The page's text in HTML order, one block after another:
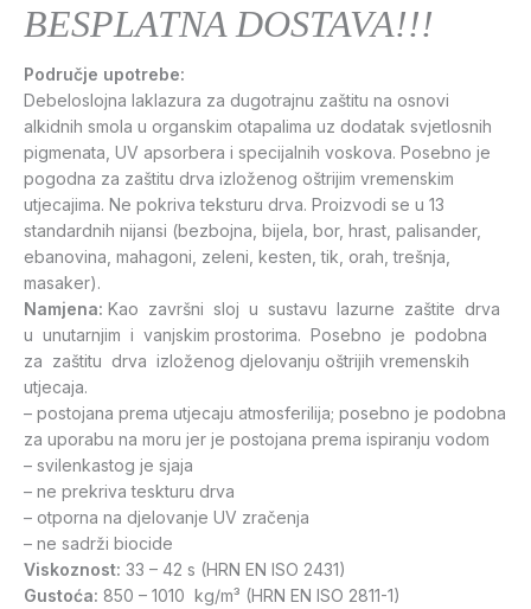
BESPLATNA DOSTAVA!!!
Područje upotrebe:
Debeloslojna laklazura za dugotrajnu zaštitu na osnovi
alkidnih smola u organskim otapalima uz dodatak svjetlosnih
pigmenata, UV apsorbera i specijalnih voskova. Posebno je
pogodna za zaštitu drva izloženog oštrijim vremenskim
utjecajima. Ne pokriva teksturu drva. Proizvodi se u 13
standardnih nijansi (bezbojna, bijela, bor, hrast, palisander,
ebanovina, mahagoni, zeleni, kesten, tik, orah, trešnja,
masaker).
Namjena: Kao završni sloj u sustavu lazurne zaštite drva
u unutarnjim i vanjskim prostorima. Posebno je podobna
za zaštitu drva izloženog djelovanju oštrijih vremenskih
utjecaja.
– postojana prema utjecaju atmosferilija; posebno je podobna
za uporabu na moru jer je postojana prema ispiranju vodom
– svilenkastog je sjaja
– ne prekriva teskturu drva
– otporna na djelovanje UV zračenja
– ne sadrži biocide
Viskoznost: 33 – 42 s (HRN EN ISO 2431)
Gustoća: 850 – 1010 kg/m³ (HRN EN ISO 2811-1)